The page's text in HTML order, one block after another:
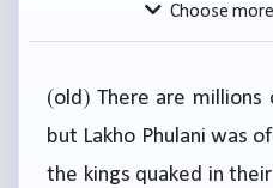
Choose
(old) There are millions
but Lakho Phulani was
the kings quaked in